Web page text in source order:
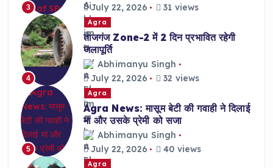
3
July 22, 2026
31 views
4
Agra
ताजगंज Zone-2 में 2 दिन प्रभावित रहेगी
जलापूर्ति
Abhimanyu Singh
July 22, 2026
32 views
5
Agra
Agra News: मासूम बेटी की गवाही ने दिलाई
मां और उसके प्रेमी को सजा
Abhimanyu Singh
July 22, 2026
40 views
Agra